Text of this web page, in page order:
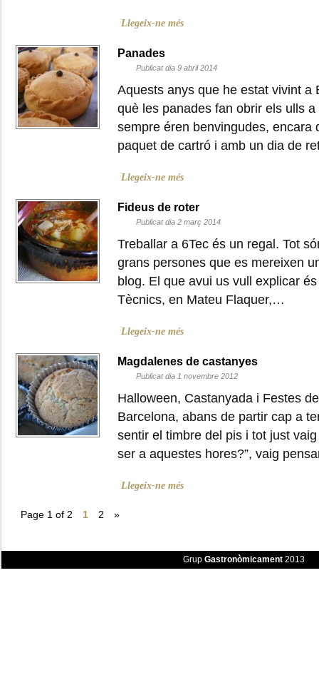
Llegeix-ne més
Panades
Publicat dia 9 abril 2014
Aquests anys que he estat vivint a
què les panades fan obrir els ulls
sempre éren benvingudes, encara
paquet de cartró i amb un dia de
Llegeix-ne més
Fideus de roter
Publicat dia 2 març 2014
Treballar a 6Tec és un regal. Tot
grans persones que es mereixen
blog. El que avui us vull explicar
Tècnics, en Mateu Flaquer,…
Llegeix-ne més
Magdalenes de castanyes
Publicat dia 1 novembre 2012
Halloween, Castanyada i Festes
Barcelona, abans de partir cap a
sentir el timbre del pis i tot just
ser a aquestes hores?”, vaig
Llegeix-ne més
Page 1 of 2 1 2 »
Grup Gastronòmicament2013